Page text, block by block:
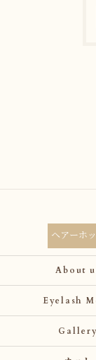
ヘアーホ
About
Eyelash
Gallery